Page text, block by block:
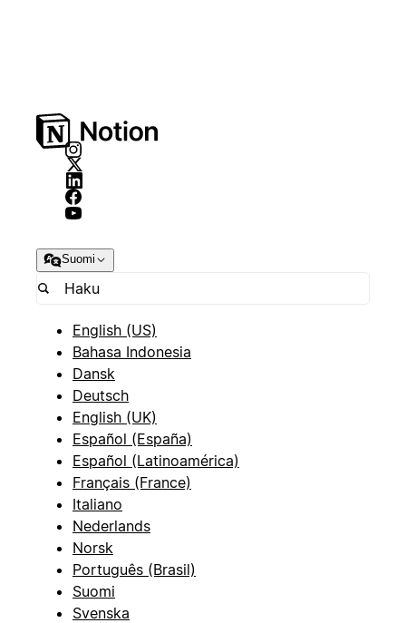
Suomi
English (US)
Bahasa Indonesia
Dansk
Deutsch
English (UK)
Español (España)
Español (Latinoamérica)
Français (France)
Italiano
Nederlands
Norsk
Português (Brasil)
Suomi
Svenska